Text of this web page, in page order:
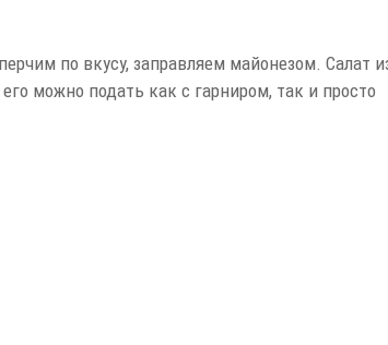
по вкусу, заправляем майонезом. Салат
можно подать как с гарниром, так и просто